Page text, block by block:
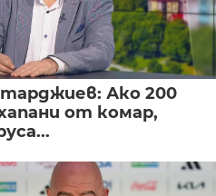
Ако 200
от комар,